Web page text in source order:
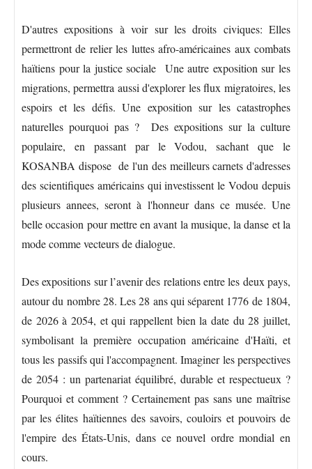
D'autres expositions à voir sur les droits civiques: Elles
permettront de relier les luttes afro-américaines aux combats
haïtiens pour la justice sociale Une autre exposition sur les
migrations, permettra aussi d'explorer les flux migratoires, les
espoirs et les défis. Une exposition sur les catastrophes
naturelles pourquoi pas ? Des expositions sur la culture
populaire, en passant par le Vodou, sachant que le
KOSANBA dispose de l'un des meilleurs carnets d'adresses
des scientifiques américains qui investissent le Vodou depuis
plusieurs annees, seront à l'honneur dans ce musée. Une
belle occasion pour mettre en avant la musique, la danse et la
mode comme vecteurs de dialogue.
Des expositions sur l’avenir des relations entre les deux pays,
autour du nombre 28. Les 28 ans qui séparent 1776 de 1804,
de 2026 à 2054, et qui rappellent bien la date du 28 juillet,
symbolisant la première occupation américaine d'Haïti, et
tous les passifs qui l'accompagnent. Imaginer les perspectives
de 2054 : un partenariat équilibré, durable et respectueux ?
Pourquoi et comment ? Certainement pas sans une maîtrise
par les élites haïtiennes des savoirs, couloirs et pouvoirs de
l'empire des États-Unis, dans ce nouvel ordre mondial en
cours.